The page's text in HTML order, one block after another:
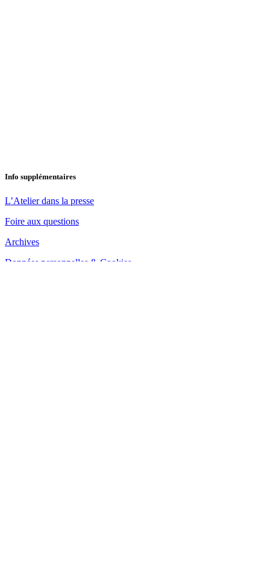
Info supplémentaires
L’Atelier dans la presse
Foire aux questions
Archives
Données personnelles & Cookies